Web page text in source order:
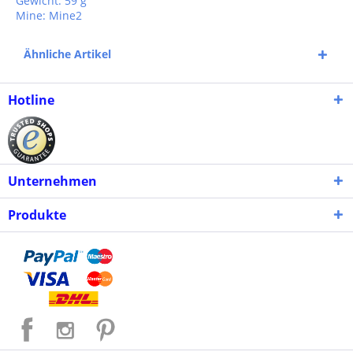
Mine: Mine2
Ähnliche Artikel
Hotline
Unternehmen
Produkte